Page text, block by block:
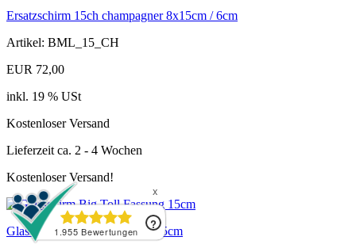
Ersatzschirm 15ch champagner 8x15cm / 6cm
Artikel: BML_15_CH
EUR 72,00
inkl. 19 % USt
Kostenloser Versand
Lieferzeit ca. 2 - 4 Wochen
Kostenloser Versand!
Glasschirm Big Toll Fassung 15cm